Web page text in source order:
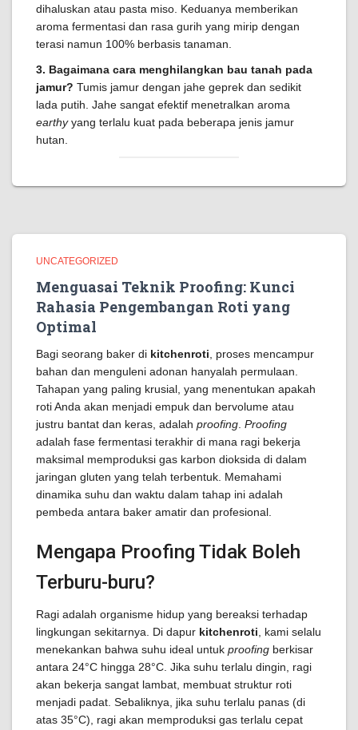
dihaluskan atau pasta miso. Keduanya memberikan
aroma fermentasi dan rasa gurih yang mirip dengan
terasi namun 100% berbasis tanaman.
3. Bagaimana cara menghilangkan bau tanah pada
jamur? Tumis jamur dengan jahe geprek dan sedikit
lada putih. Jahe sangat efektif menetralkan aroma
earthyyang terlalu kuat pada beberapa jenis jamur
hutan.
UNCATEGORIZED
Menguasai Teknik Proofing: Kunci
Rahasia Pengembangan Roti yang
Optimal
Bagi seorang baker di kitchenroti , proses mencampur
bahan dan menguleni adonan hanyalah permulaan.
Tahapan yang paling krusial, yang menentukan apakah
roti Anda akan menjadi empuk dan bervolume atau
justru bantat dan keras, adalah proofing Proofing
adalah fase fermentasi terakhir di mana ragi bekerja
maksimal memproduksi gas karbon dioksida di dalam
jaringan gluten yang telah terbentuk. Memahami
dinamika suhu dan waktu dalam tahap ini adalah
pembeda antara baker amatir dan profesional.
Mengapa Proofing Tidak Boleh
Terburu-buru?
Ragi adalah organisme hidup yang bereaksi terhadap
lingkungan sekitarnya. Di dapur kitchenroti , kami selalu
menekankan bahwa suhu ideal untuk proofing berkisar
antara 24°C hingga 28°C. Jika suhu terlalu dingin, ragi
akan bekerja sangat lambat, membuat struktur roti
menjadi padat. Sebaliknya, jika suhu terlalu panas (di
atas 35°C), ragi akan memproduksi gas terlalu cepat